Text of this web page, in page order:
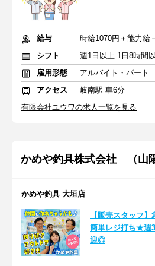
給与
シフト
雇用形態
アルバイト・パート
アクセス
岐南駅 車6分
有限会社ユウワの求人一覧を見る
かめや釣具株式会社 （山
かめや釣具 大垣店
【販売スタッフ
簡単レジ打ち★週
迎◎